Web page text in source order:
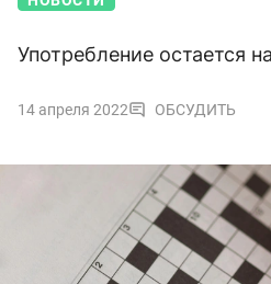
Употребление остается
14 апреля 2022 ОБСУДИТЬ